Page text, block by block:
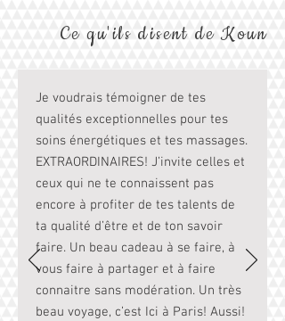
Ce qu'ils disent de Koun
Je voudrais témoigner de tes
qualités exceptionnelles pour tes
soins énergétiques et tes massages.
EXTRAORDINAIRES! J’invite celles et
ceux qui ne te connaissent pas
encore à profiter de tes talents de
ta qualité d’être et de ton savoir
faire. Un beau cadeau à se faire, à
vous faire à partager et à faire
connaitre sans modération. Un très
beau voyage, c’est Ici à Paris! Aussi!